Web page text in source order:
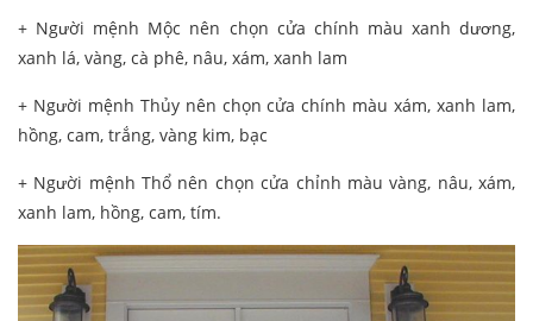
+ Người mệnh Mộc nên chọn cửa chính màu xanh dương,
xanh lá, vàng, cà phê, nâu, xám, xanh lam
+ Người mệnh Thủy nên chọn cửa chính màu xám, xanh lam,
hồng, cam, trắng, vàng kim, bạc
+ Người mệnh Thổ nên chọn cửa chỉnh màu vàng, nâu, xám,
xanh lam, hồng, cam, tím.